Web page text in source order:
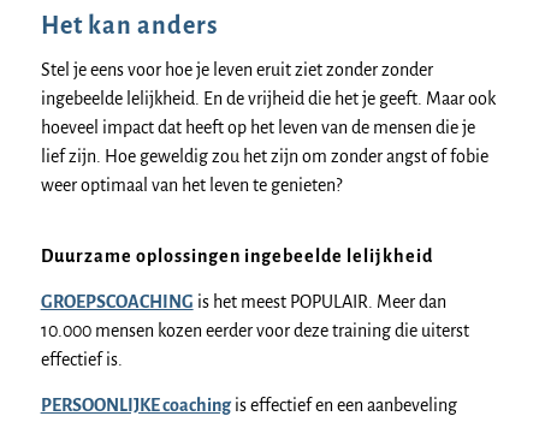
Het kan anders
Stel je eens voor hoe je leven eruit ziet zonder zonder
ingebeelde lelijkheid. En de vrijheid die het je geeft. Maar ook
hoeveel impact dat heeft op het leven van de mensen die je
lief zijn. Hoe geweldig zou het zijn om zonder angst of fobie
weer optimaal van het leven te genieten?
Duurzame oplossingen ingebeelde lelijkheid
GROEPSCOACHING is het meest POPULAIR. Meer dan
10.000 mensen kozen eerder voor deze training die uiterst
effectief is.
PERSOONLIJKE coachingis effectief en een aanbeveling